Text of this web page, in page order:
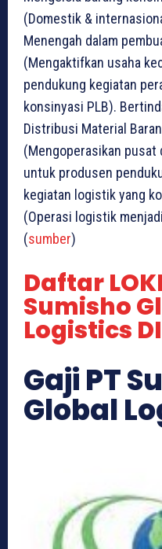
(Domestik &
Menengah dalam
(Mengaktifkan usaha
pendukung kegiatan
konsinyasi PLB).
Distribusi Material
(Mengoperasikan
untuk produsen
kegiatan logistik yang
(Operasi logistik
(sumber)
Daftar
Sumisho
Logistics
Gaji PT
Global